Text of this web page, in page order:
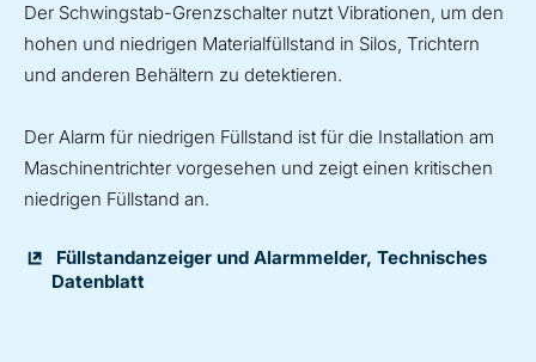
Der Schwingstab-Grenzschalter nutzt Vibrationen, um den
hohen und niedrigen Materialfüllstand in Silos, Trichtern
und anderen Behältern zu detektieren.
Der Alarm für niedrigen Füllstand ist für die Installation am
Maschinentrichter vorgesehen und zeigt einen kritischen
niedrigen Füllstand an.
Füllstandanzeiger und Alarmmelder, Technisches
Datenblatt